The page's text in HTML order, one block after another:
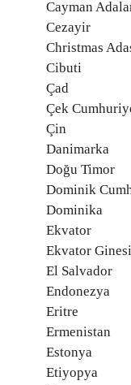
Cayman
Cezayir
Christmas
Cibuti
Çad
Çek
Çin
Danimarka
Doğu Timor
Dominik
Dominika
Ekvator
Ekvator Ginesi
El Salvador
Endonezya
Eritre
Ermenistan
Estonya
Etiyopya